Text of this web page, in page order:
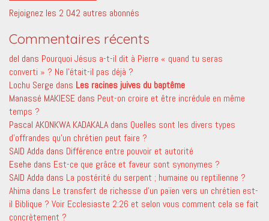
Rejoignez les 2 042 autres abonnés
Commentaires récents
del dans Pourquoi Jésus a-t-il dit à Pierre « quand tu seras
converti » ? Ne l’était-il pas déjà ?
Lochu Serge dans Les racines juives du baptême
Manassé MAKIESE dans Peut-on croire et être incrédule en même
temps ?
Pascal AKONKWA KADAKALA dans Quelles sont les divers types
d’offrandes qu’un chrétien peut faire ?
SAID Adda dans Différence entre pouvoir et autorité
Esehe dans Est-ce que grâce et faveur sont synonymes ?
SAID Adda dans La postérité du serpent ; humaine ou reptilienne ?
Ahima dans Le transfert de richesse d’un païen vers un chrétien est-
il Biblique ? Voir Ecclesiaste 2:26 et selon vous comment cela se fait
concrètement ?